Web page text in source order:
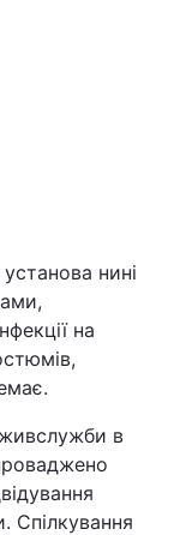
нині
на
в
Спілкування